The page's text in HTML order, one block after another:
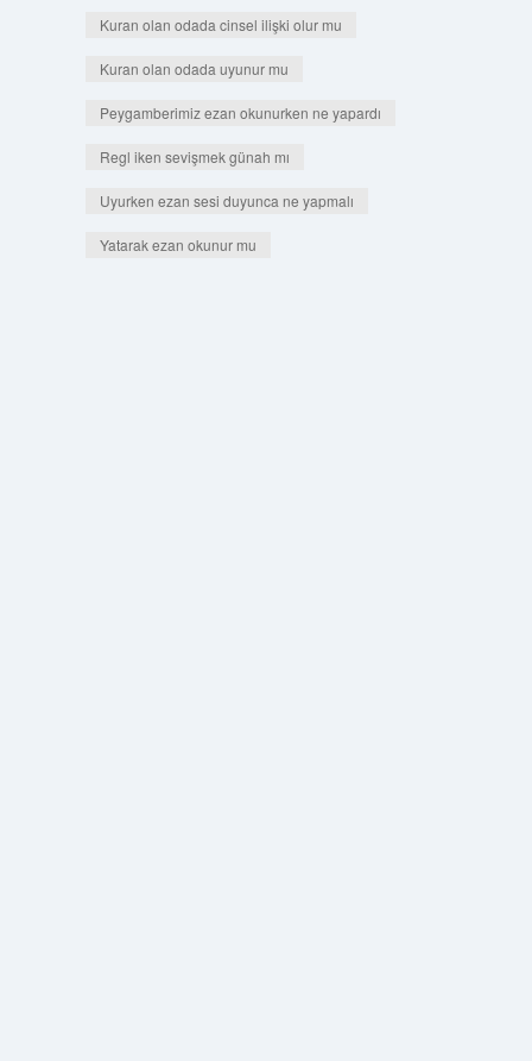
Kuran olan odada cinsel ilişki olur mu
Kuran olan odada uyunur mu
Peygamberimiz ezan okunurken ne yapardı
Regl iken sevişmek günah mı
Uyurken ezan sesi duyunca ne yapmalı
Yatarak ezan okunur mu